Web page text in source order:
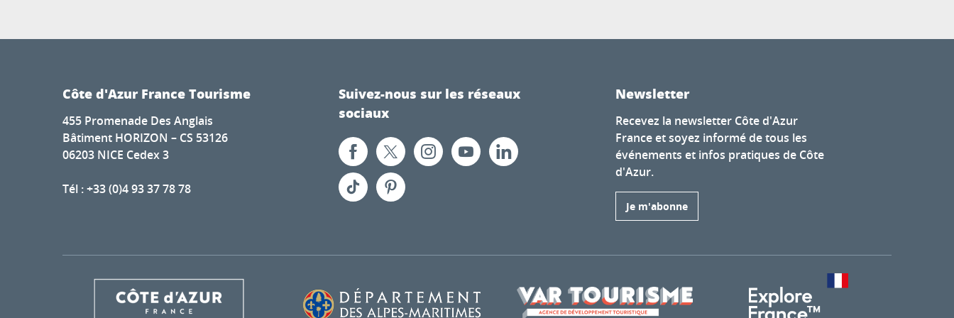
Côte d'Azur France Tourisme
455 Promenade Des Anglais
Bâtiment HORIZON – CS 53126
06203 NICE Cedex 3
Tél : +33 (0)4 93 37 78 78
Suivez-nous sur les réseaux
sociaux
Newsletter
Recevez la newsletter Côte d'Azur
France et soyez informé de tous les
événements et infos pratiques de Côte
d'Azur.
Je m'abonne